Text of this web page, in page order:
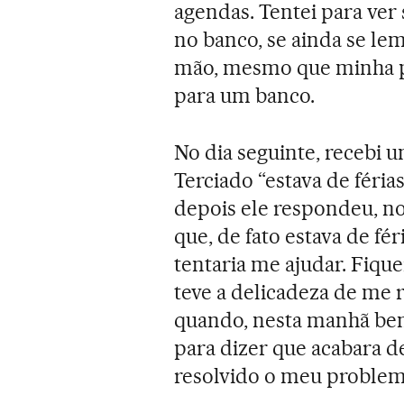
agendas. Tentei para
no banco, se ainda se
mão, mesmo que minha
para um banco.
No dia seguinte, recebi
Terciado “estava de
depois ele respondeu,
que, de fato estava de
tentaria me ajudar.
teve a delicadeza de me
quando, nesta manhã
para dizer que acabara
resolvido o meu